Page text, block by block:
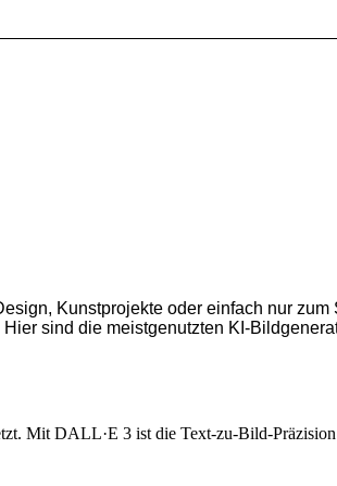
Kunstprojekte oder einfach nur
sind die meistgenutzten KI-
Mit DALL·E 3 ist die Text-zu-Bild-